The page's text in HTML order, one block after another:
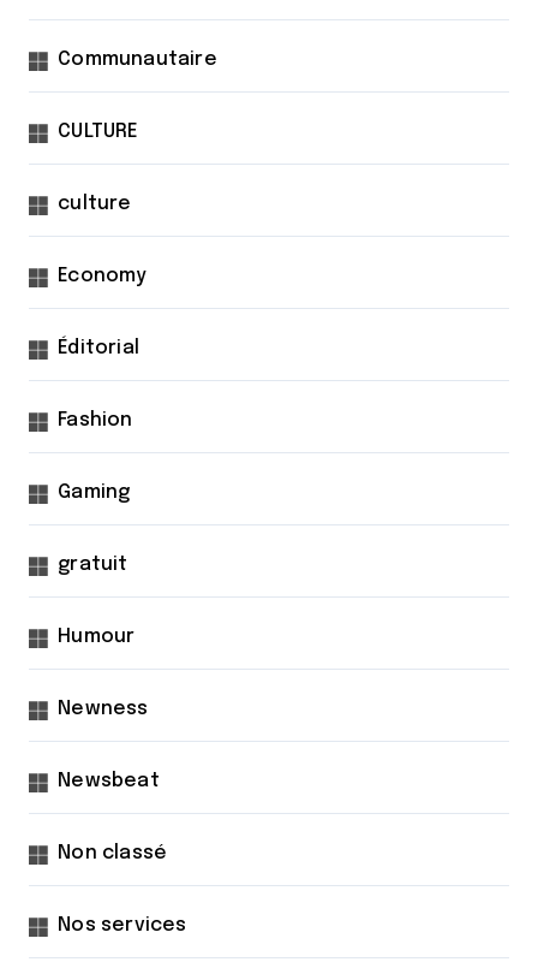
Communautaire
CULTURE
culture
Economy
Éditorial
Fashion
Gaming
gratuit
Humour
Newness
Newsbeat
Non classé
Nos services